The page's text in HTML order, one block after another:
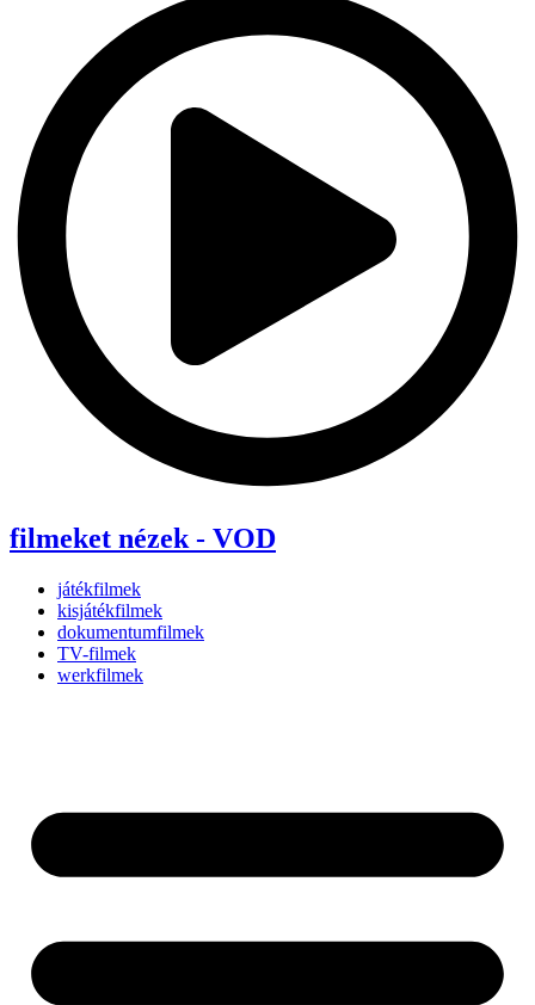
filmeket nézek - VOD
játékfilmek
kisjátékfilmek
dokumentumfilmek
TV-filmek
werkfilmek